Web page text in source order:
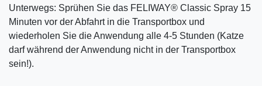
Unterwegs: Sprühen Sie das FELIWAY® Classic Spray 15
Minuten vor der Abfahrt in die Transportbox und
wiederholen Sie die Anwendung alle 4-5 Stunden (Katze
darf während der Anwendung nicht in der Transportbox
sein!).